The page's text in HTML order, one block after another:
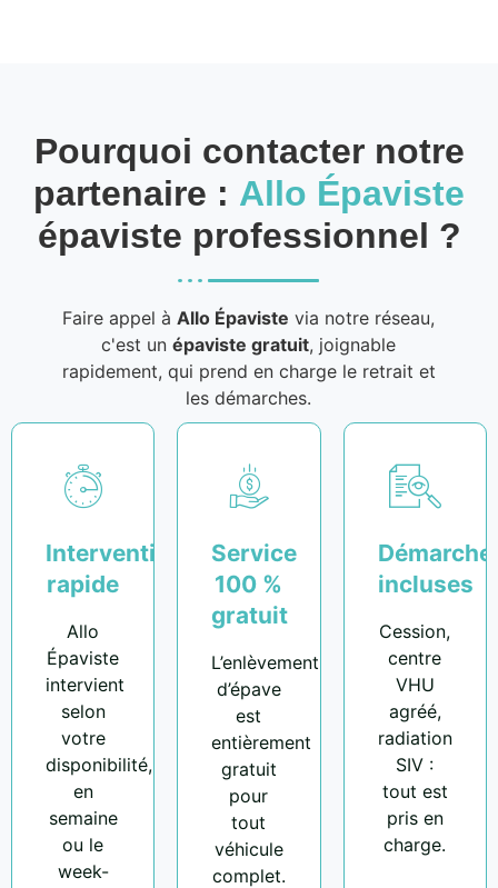
Pourquoi contacter notre
partenaire : Allo Épaviste
épaviste professionnel ?
Faire appel àAllo Épaviste via notre réseau,
c'est unépaviste gratuit, joignable
rapidement, qui prend en charge le retrait et
les démarches.
Intervention
rapide
Allo
Épaviste
intervient
selon
votre
disponibilité,
en
semaine
ou le
week-
Service
100 %
gratuit
L’enlèvement
d’épave
est
entièrement
gratuit
pour
tout
véhicule
complet.
incluses
Cession,
centre
VHU
agréé,
radiation
SIV :
tout est
pris en
charge.